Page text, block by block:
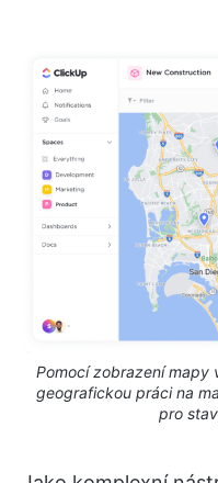
Pomocí zobrazení mapy
geografickou práci na
pro